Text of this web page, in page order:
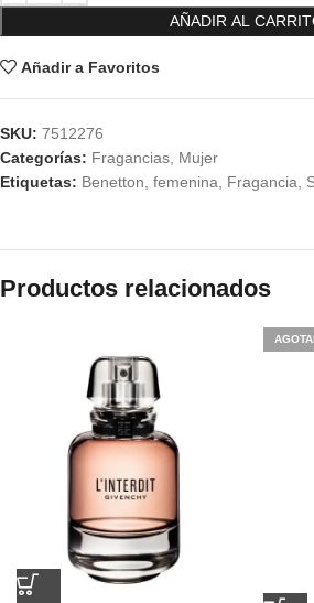
AÑADIR AL
Añadir a Favoritos
SKU: 7512276
Categorías: Fragancias, Mujer
Etiquetas: Benetton, femenina, Fragancia,
Productos relacionados